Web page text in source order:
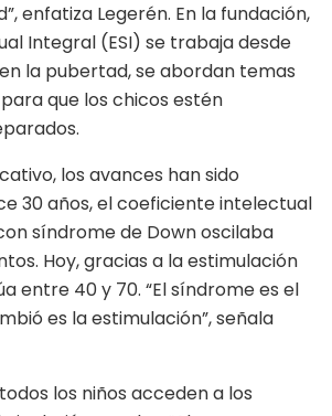
enfatiza Legerén. En la fundación,
Integral (ESI) se trabaja desde
la pubertad, se abordan temas
que los chicos estén
los avances han sido
30 años, el coeficiente intelectual
síndrome de Down oscilaba
Hoy, gracias a la estimulación
entre 40 y 70. “El síndrome es el
es la estimulación”, señala
los niños acceden a los